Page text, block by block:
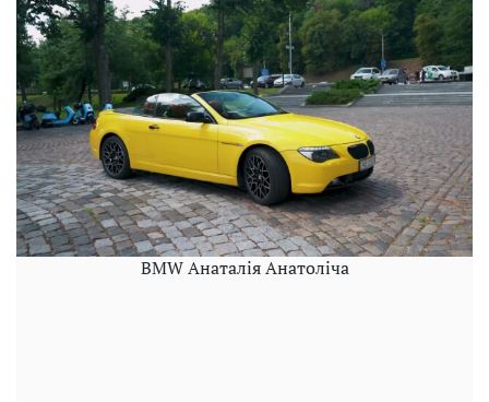
BMW Анаталія Анатоліча